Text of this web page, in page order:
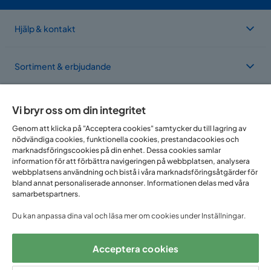
Hjälp & kontakt
Sortiment & erbjudande
Om Trademax
Vi finns i flera länder
Följ oss på:
Vi bryr oss om din integritet
Genom att klicka på "Acceptera cookies" samtycker du till lagring av
nödvändiga cookies, funktionella cookies, prestandacookies och
marknadsföringscookies på din enhet. Dessa cookies samlar
information för att förbättra navigeringen på webbplatsen, analysera
webbplatsens användning och bistå i våra marknadsföringsåtgärder för
bland annat personaliserade annonser. Informationen delas med våra
samarbetspartners.
Du kan anpassa dina val och läsa mer om cookies under Inställningar.
Acceptera cookies